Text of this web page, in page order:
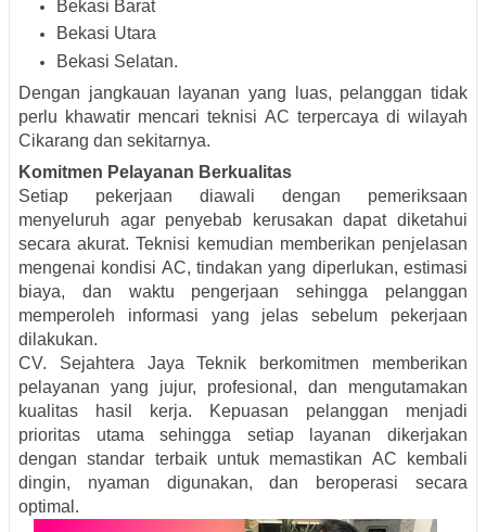
Bekasi Barat
Bekasi Utara
Bekasi Selatan.
Dengan jangkauan layanan yang luas, pelanggan tidak
perlu khawatir mencari teknisi AC terpercaya di wilayah
Cikarang dan sekitarnya.
Komitmen Pelayanan Berkualitas
Setiap pekerjaan diawali dengan pemeriksaan
menyeluruh agar penyebab kerusakan dapat diketahui
secara akurat. Teknisi kemudian memberikan penjelasan
mengenai kondisi AC, tindakan yang diperlukan, estimasi
biaya, dan waktu pengerjaan sehingga pelanggan
memperoleh informasi yang jelas sebelum pekerjaan
dilakukan.
CV. Sejahtera Jaya Teknik berkomitmen memberikan
pelayanan yang jujur, profesional, dan mengutamakan
kualitas hasil kerja. Kepuasan pelanggan menjadi
prioritas utama sehingga setiap layanan dikerjakan
dengan standar terbaik untuk memastikan AC kembali
dingin, nyaman digunakan, dan beroperasi secara
optimal.